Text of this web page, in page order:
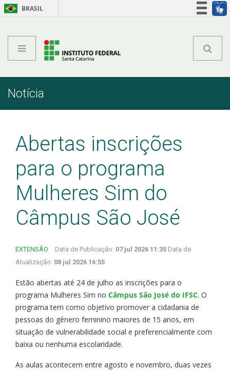
BRASIL
NotíciaInício
Abertas inscrições
para o programa
Mulheres Sim do
Câmpus São José
EXTENSÃO Data de Publicação: 07 jul 2026 11:35 Data de
Atualização: 08 jul 2026 16:55
Estão abertas até 24 de julho as inscrições para o
programa Mulheres Sim no Câmpus São José do IFSC. O
programa tem como objetivo promover a cidadania de
pessoas do gênero feminino maiores de 15 anos, em
situação de vulnerabilidade social e preferencialmente com
baixa ou nenhuma escolaridade.
As aulas acontecem entre agosto e novembro, duas vezes